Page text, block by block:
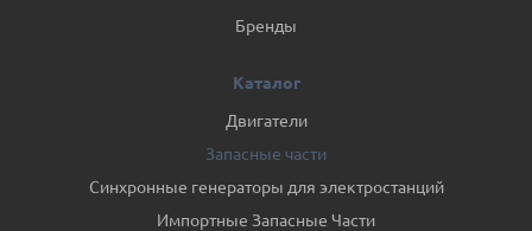
Бренды
Каталог
Двигатели
Запасные части
Синхронные генераторы для электростанций
Импортные Запасные Части